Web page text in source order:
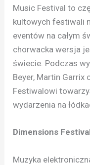
Music Festival to
kultowych festiwali
eventów na całym
chorwacka wersja
świecie. Podczas
Beyer, Martin Garrix
Festiwalowi
wydarzenia na
Dimensions
Muzyka